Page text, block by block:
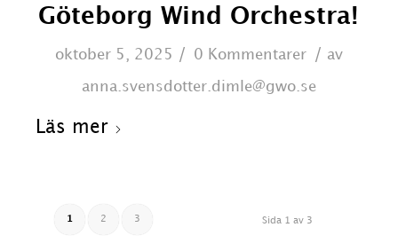
Göteborg Wind Orchestra!
oktober 5, 2025 / 0 Kommentarer / av
anna.svensdotter.dimle@gwo.se
Läs mer
Sida 1 av 3
1 2 3